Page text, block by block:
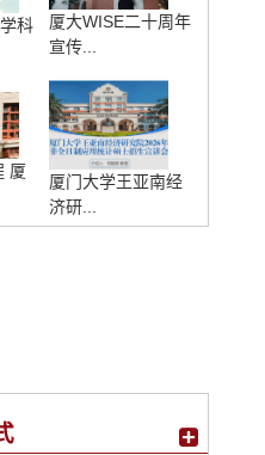
科
厦大WISE二十周年
宣传...
厦
厦门大学王亚南经
济研...